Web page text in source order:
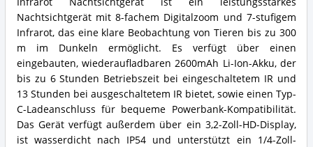
Nachtsichtgerät mit 8-fachem Digitalzoom und 7-stufigem
Infrarot, das eine klare Beobachtung von Tieren bis zu 300
m im Dunkeln ermöglicht. Es verfügt über einen
eingebauten, wiederaufladbaren 2600mAh Li-Ion-Akku, der
bis zu 6 Stunden Betriebszeit bei eingeschaltetem IR und
13 Stunden bei ausgeschaltetem IR bietet, sowie einen Typ-
C-Ladeanschluss für bequeme Powerbank-Kompatibilität.
Das Gerät verfügt außerdem über ein 3,2-Zoll-HD-Display,
ist wasserdicht nach IP54 und unterstützt ein 1/4-Zoll-